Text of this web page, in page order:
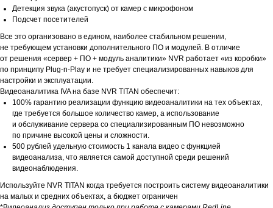
Детекция звука (акустопуск) от камер с микрофоном
Подсчет посетителей
Все это организовано в едином, наиболее стабильном решении,
не требующем установки дополнительного ПО и модулей. В отличие
от решения «сервер + ПО + модуль аналитики» NVR работает «из коробки»
по принципу Plug-n-Play и не требует специализированных навыков для
настройки и эксплуатации.
Видеоаналитика IVA на базе NVR TITAN обеспечит:
100% гарантию реализации функцию видеоаналитики на тех объектах,
где требуется большое количество камер, а использование
и обслуживание сервера со специализированным ПО невозможно
по причине высокой цены и сложности.
500 рублей удельную стоимость 1 канала видео с функцией
видеоанализа, что является самой доступной среди решений
видеонаблюдения.
Используйте NVR TITAN когда требуется построить систему видеоаналитики
на малых и средних объектах, а бюджет ограничен